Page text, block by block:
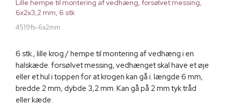
Lille hempe til montering af vedhæng, forsølvet messing,
6x2x3,2 mm, 6 stk
4519fs-6x2mm
6 stk., lille krog / hempe til montering af vedhæng i en
halskæde. forsølvet messing, vedhænget skal have et øje
eller et hul i toppen for at krogen kan gå i. længde 6 mm,
bredde 2 mm, dybde 3,2 mm. Kan gå på 2 mm tyk tråd
eller kæde.